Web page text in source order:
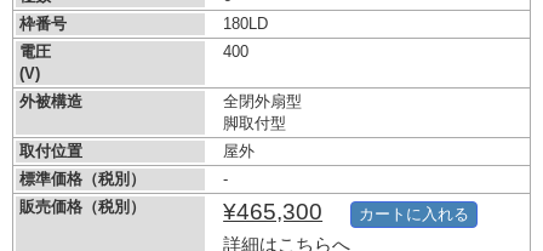
枠番号
180LD
電圧
(V)
400
外被構造
全閉外扇型
脚取付型
取付位置
屋外
標準価格（税別）
-
販売価格（税別）
¥465,300
詳細はこちらへ
カートに入れる